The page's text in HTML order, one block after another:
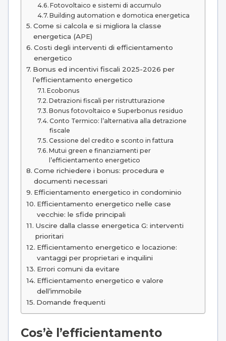
Fotovoltaico e sistemi di accumulo
Building automation e domotica energetica
Come si calcola e si migliora la classe
energetica (APE)
Costi degli interventi di efficientamento
energetico
Bonus ed incentivi fiscali 2025-2026 per
l’efficientamento energetico
Ecobonus
Detrazioni fiscali per ristrutturazione
Bonus fotovoltaico e Superbonus residuo
Conto Termico: l’alternativa alla detrazione
fiscale
Cessione del credito e sconto in fattura
Mutui green e finanziamenti per
l’efficientamento energetico
Come richiedere i bonus: procedura e
documenti necessari
Efficientamento energetico in condominio
Efficientamento energetico nelle case
vecchie: le sfide principali
Uscire dalla classe energetica G: interventi
prioritari
Efficientamento energetico e locazione:
vantaggi per proprietari e inquilini
Errori comuni da evitare
Efficientamento energetico e valore
dell’immobile
Domande frequenti
Cos’è l’efficientamento